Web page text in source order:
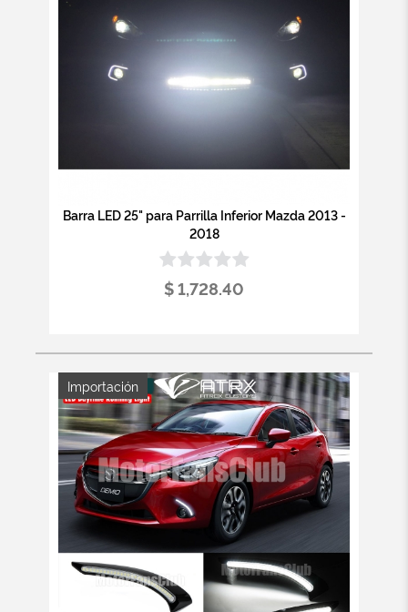
Barra LED 25" para Parrilla Inferior Mazda 2013 -
2018
$ 1,728.40
Importación